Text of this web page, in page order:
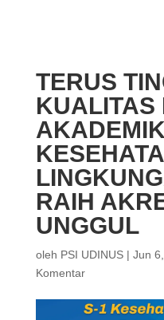
TERUS
KUALITAS
RAIH
UNGGUL
oleh PSI UDINUS| Jun
Komentar